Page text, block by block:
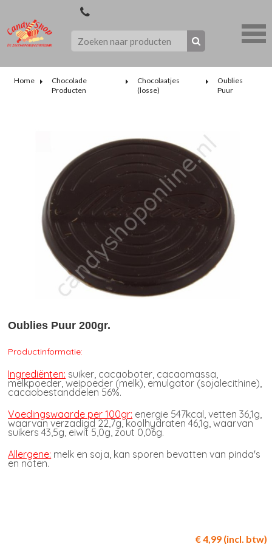
Home
Chocolade
Producten
Chocolaatjes
(losse)
Oublies
Puur
Oublies Puur 200gr.
Productinformatie:
Ingrediënten: suiker, cacaoboter, cacaomassa,
melkpoeder, weipoeder (melk), emulgator (sojalecithine),
cacaobestanddelen 56%.
Voedingswaarde per 100gr: energie 547kcal, vetten 36,1g,
waarvan verzadigd 22,7g, koolhydraten 46,1g, waarvan
suikers 43,5g, eiwit 5,0g, zout 0,06g.
Allergene: melk en soja, kan sporen bevatten van pinda's
en noten.
€ 4,99 (incl. btw)